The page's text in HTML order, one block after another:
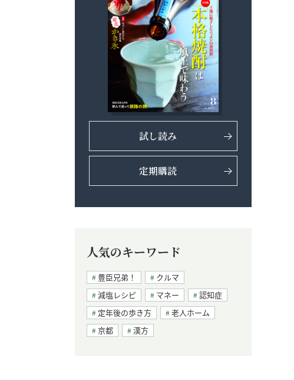
試し読み
定期購読
人気のキーワード
豊臣兄弟！
クルマ
減塩レシピ
マネー
認知症
定年後の歩き方
老人ホーム
京都
漢方